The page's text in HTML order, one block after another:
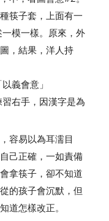
筷子套，上面有一
模一樣。原來，外
，結果，洋人持
義會意」
右手，因漢字是為
容易以為耳濡目
己正確，一如責備
拿筷子，卻不知道
的孩子會沉默，但
道怎樣改正。